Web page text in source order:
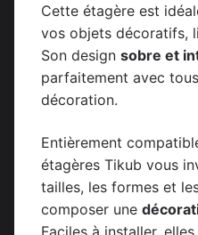
Cette étagère est
vos objets décoratifs,
Son design sobre et
parfaitement avec
décoration.
Entièrement
étagères Tikub vous
tailles, les formes et
composer une
Faciles à installer,